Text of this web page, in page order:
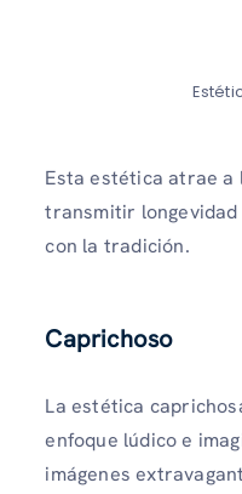
Esta estética atrae a
transmitir longevidad
con la tradición.
Caprichoso
La estética
enfoque lúdico e
imágenes